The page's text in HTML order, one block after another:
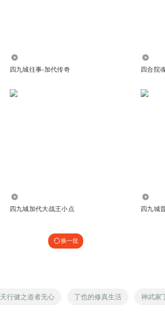
四九城往事-加代传奇 四合院
四九城加代大战王小点 四九城
换一批
天行健之道者无心 丁也的修真生活 神武家